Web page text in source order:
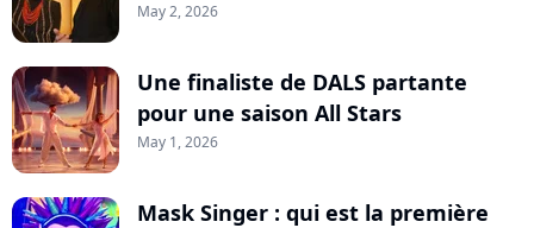
May 2, 2026
Une finaliste de DALS partante
pour une saison All Stars
May 1, 2026
Mask Singer : qui est la première